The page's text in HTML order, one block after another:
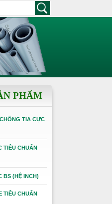
PHẨM
TIA CỰC
TIÊU CHUẨN
BS (HỆ INCH)
TIÊU CHUẨN